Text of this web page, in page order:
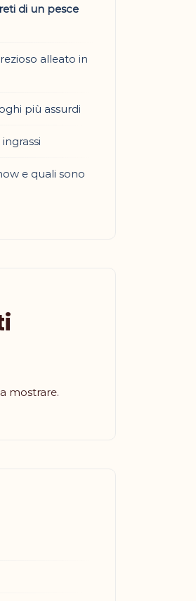
di un pesce
alleato in
più assurdi
e quali sono
mostrare.